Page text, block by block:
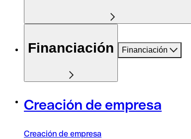
Financiación Financiación
Creación de empresa
Creación de empresa